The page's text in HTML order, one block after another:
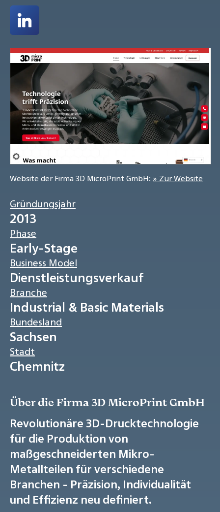
Website der Firma 3D MicroPrint GmbH: » Zur Website
Gründungsjahr
2013
Phase
Early-Stage
Business Model
Dienstleistungsverkauf
Branche
Industrial & Basic Materials
Bundesland
Sachsen
Stadt
Chemnitz
Über die Firma 3D MicroPrint GmbH
Revolutionäre 3D-Drucktechnologie
für die Produktion von
maßgeschneiderten Mikro-
Metallteilen für verschiedene
Branchen - Präzision, Individualität
und Effizienz neu definiert.